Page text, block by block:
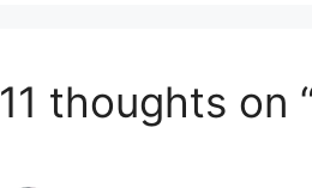
11 thoughts on